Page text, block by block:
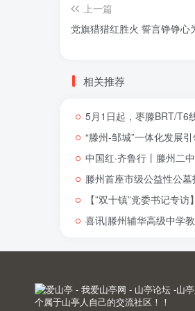
上一篇
党旗猎猎红胜火 誓言铮铮心
相关推荐
5月1日起，枣滕BRT/T6
“滕州-邹城”一体化发展
中国红·齐鲁行丨滕州二
滕州首座市级公益性公墓
【”双十镇”党委书记专
喜讯|滕州辅华高级中学